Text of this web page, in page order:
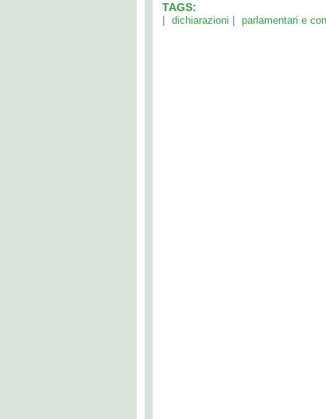
TAGS:
| dichiarazioni | parlamentari e